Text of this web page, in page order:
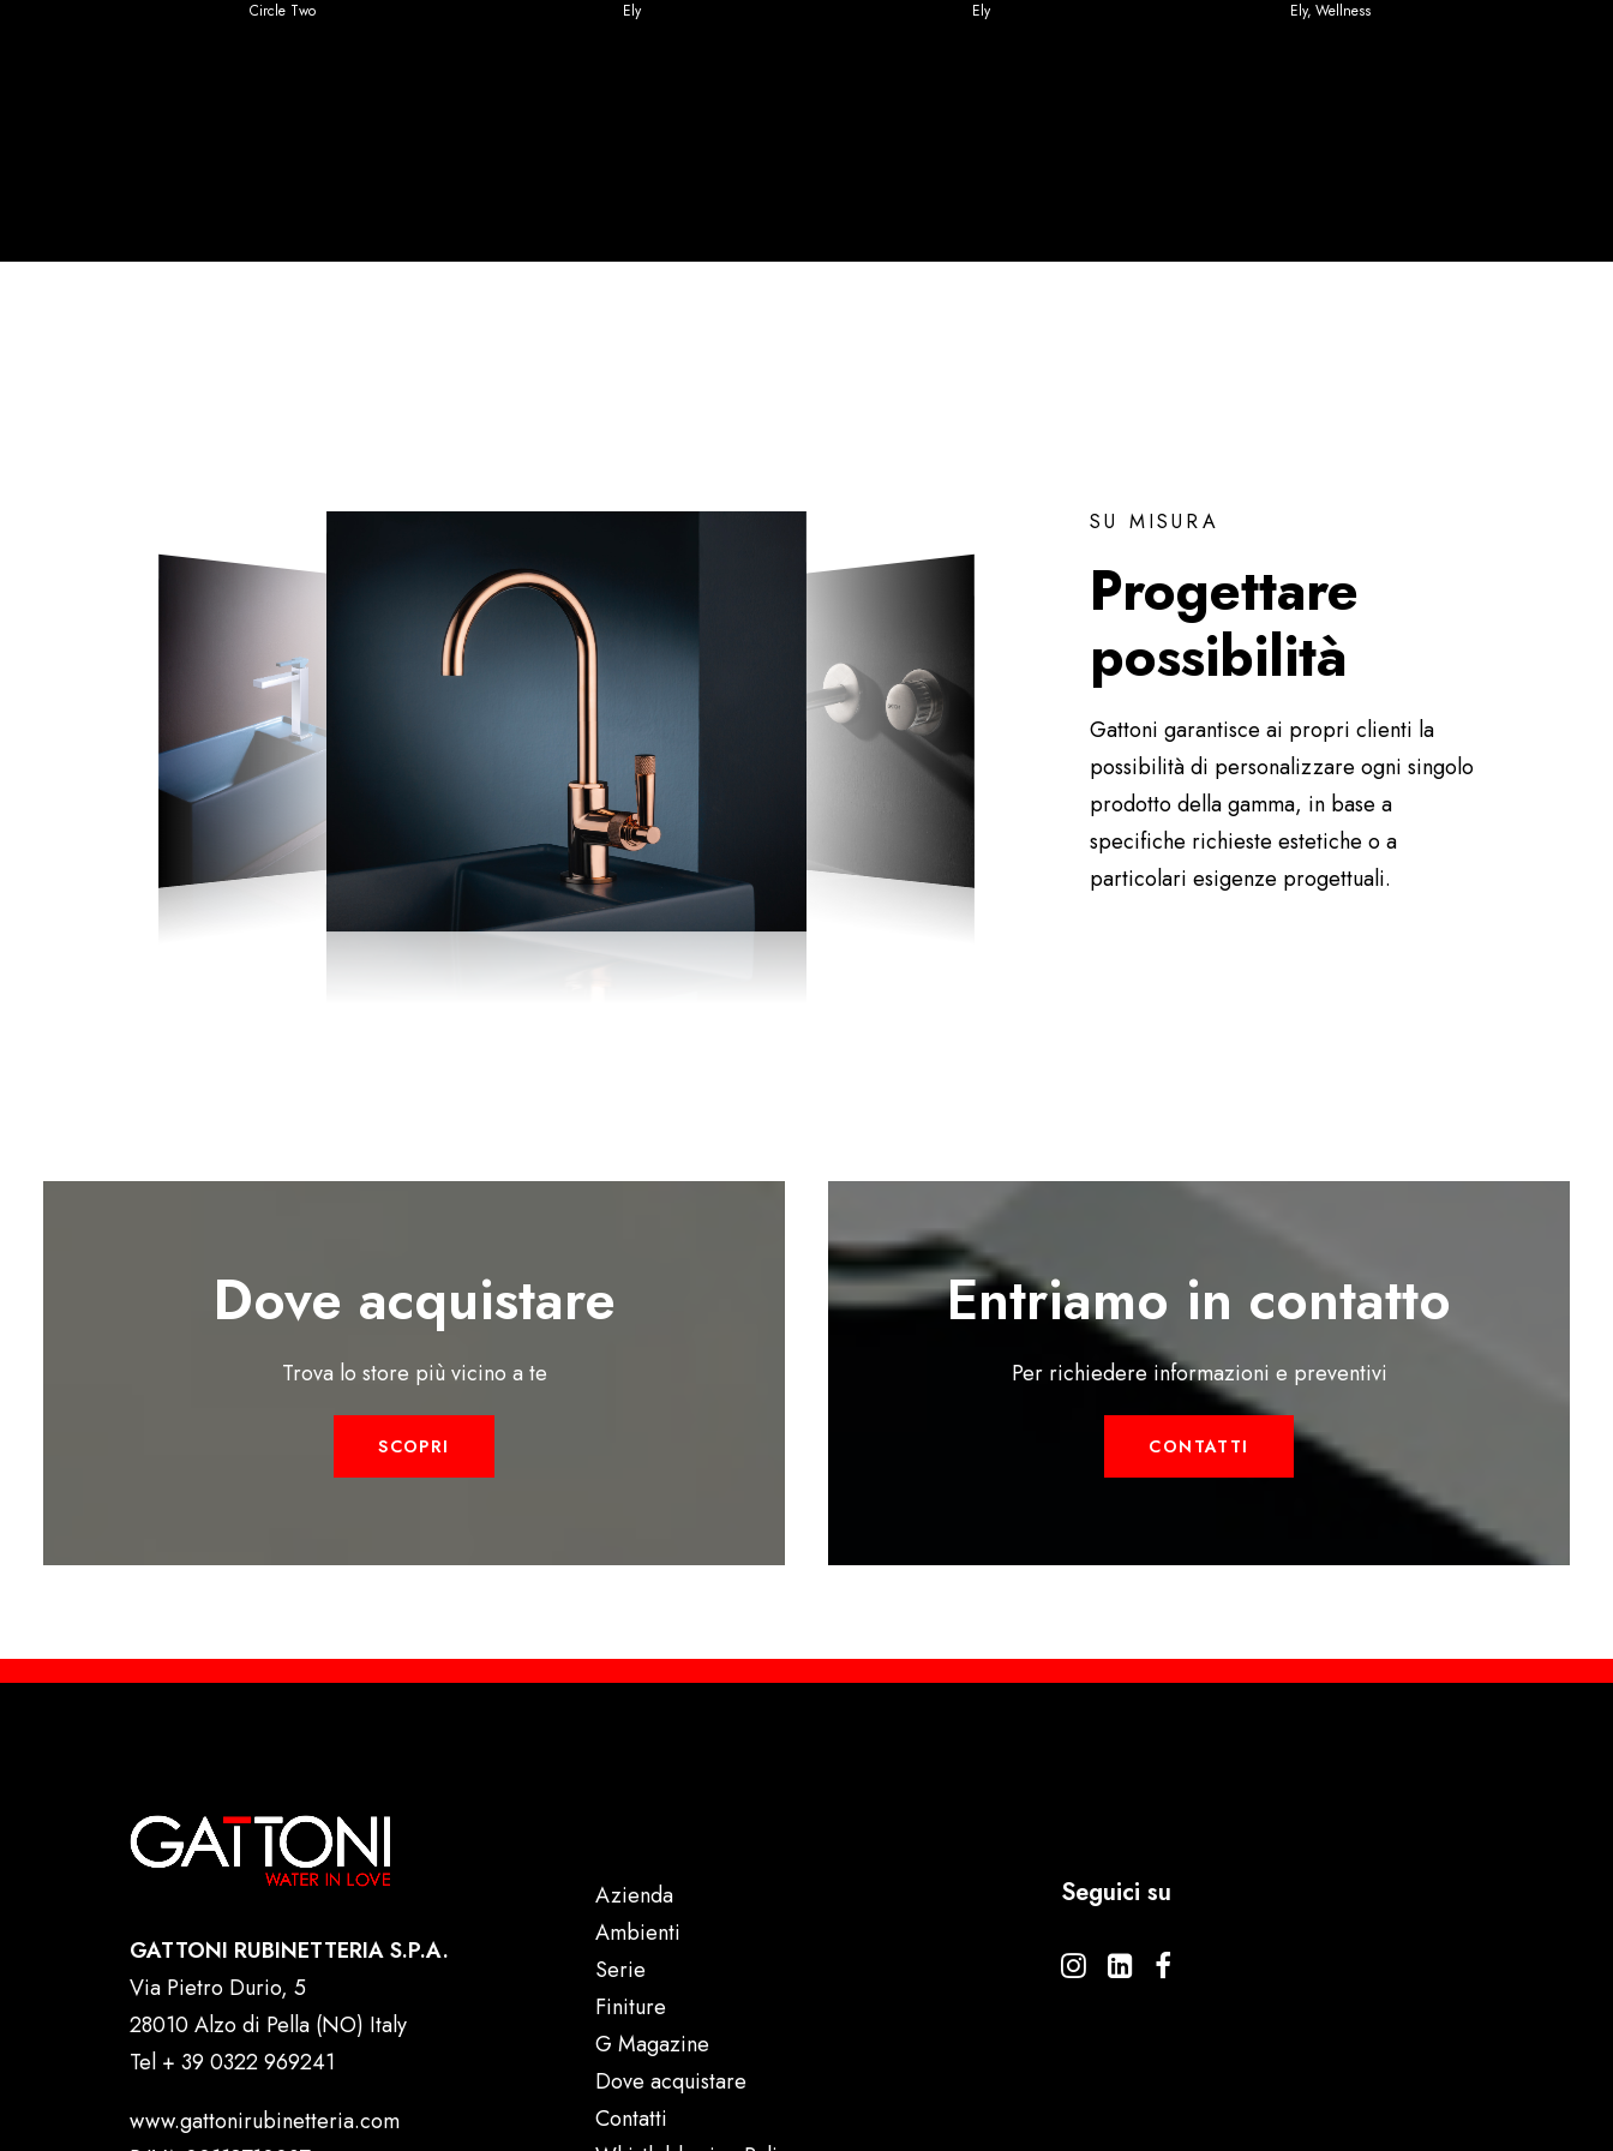
Circle Two Ely Ely Ely, Wellness
SU MISURA
Progettare
possibilità
Gattoni garantisce ai propri clienti la
possibilità di personalizzare ogni singolo
prodotto della gamma, in base a
specifiche richieste estetiche o a
particolari esigenze progettuali.
Dove acquistare
Trova lo store più vicino a te
SCOPRI
Entriamo in contatto
Per richiedere informazioni e preventivi
CONTATTI
GATTONI RUBINETTERIA S.P.A.
Via Pietro Durio, 5
28010 Alzo di Pella (NO) Italy
Tel + 39 0322 969241
www.gattonirubinetteria.com
Azienda
Ambienti
Serie
Finiture
G Magazine
Dove acquistare
Contatti
Seguici su